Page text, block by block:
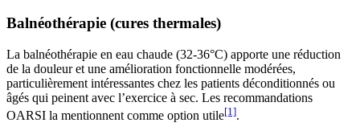
Balnéothérapie (cures thermales)
La balnéothérapie en eau chaude (32-36°C) apporte une réduction
de la douleur et une amélioration fonctionnelle modérées,
particulièrement intéressantes chez les patients déconditionnés ou
âgés qui peinent avec l’exercice à sec. Les recommandations
OARSI la mentionnent comme option utile[1].